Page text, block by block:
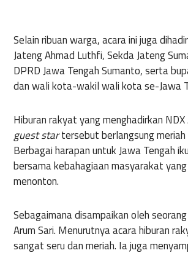
Selain ribuan warga, acara ini juga
Jateng Ahmad Luthfi, Sekda Jateng
DPRD Jawa Tengah Sumanto, serta
dan wali kota-wakil wali kota se-Jawa
Hiburan rakyat yang menghadirkan
guest startersebut berlangsung
Berbagai harapan untuk Jawa Tengah
bersama kebahagiaan masyarakat
menonton.
Sebagaimana disampaikan oleh
Arum Sari. Menurutnya acara hiburan
sangat seru dan meriah. Ia juga